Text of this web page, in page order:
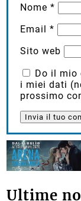
Nome*
Email*
Sito web
Do il mio
i miei dati
prossimo
Ultime